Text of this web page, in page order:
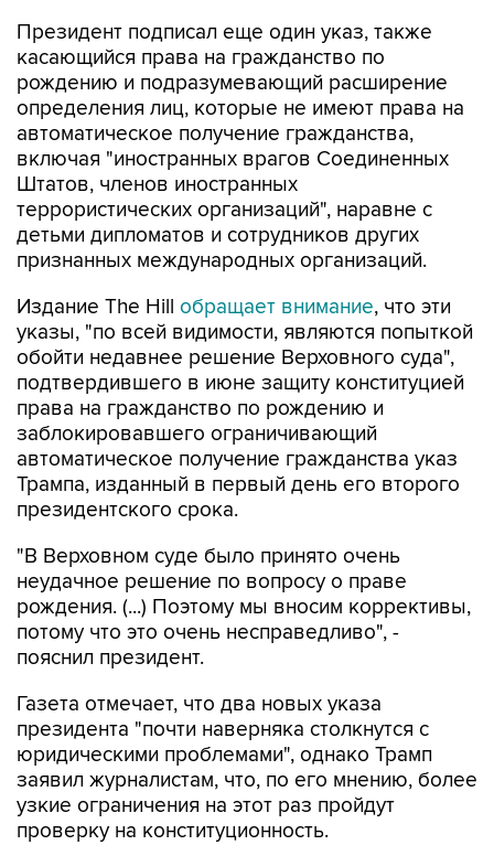
Президент подписал еще один указ, также
касающийся права на гражданство по
рождению и подразумевающий расширение
определения лиц, которые не имеют права на
автоматическое получение гражданства,
включая "иностранных врагов Соединенных
Штатов, членов иностранных
террористических организаций", наравне с
детьми дипломатов и сотрудников других
признанных международных организаций.
Издание The Hill обращает внимание, что эти
указы, "по всей видимости, являются попыткой
обойти недавнее решение Верховного суда",
подтвердившего в июне защиту конституцией
права на гражданство по рождению и
заблокировавшего ограничивающий
автоматическое получение гражданства указ
Трампа, изданный в первый день его второго
президентского срока.
"В Верховном суде было принято очень
неудачное решение по вопросу о праве
рождения. (...) Поэтому мы вносим коррективы,
потому что это очень несправедливо", -
пояснил президент.
Газета отмечает, что два новых указа
президента "почти наверняка столкнутся с
юридическими проблемами", однако Трамп
заявил журналистам, что, по его мнению, более
узкие ограничения на этот раз пройдут
проверку на конституционность.